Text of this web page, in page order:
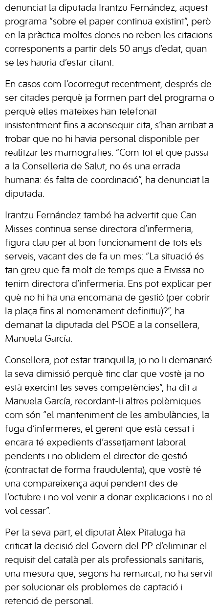
denunciat la diputada Irantzu Fernández, aquest
programa “sobre el paper continua existint”, però
en la pràctica moltes dones no reben les citacions
corresponents a partir dels 50 anys d’edat, quan
se les hauria d’estar citant.
En casos com l’ocorregut recentment, després de
ser citades perquè ja formen part del programa o
perquè elles mateixes han telefonat
insistentment fins a aconseguir cita, s’han arribat a
trobar que no hi havia personal disponible per
realitzar les mamografies. “Com tot el que passa
a la Conselleria de Salut, no és una errada
humana: és falta de coordinació”, ha denunciat la
diputada.
Irantzu Fernández també ha advertit que Can
Misses continua sense directora d’infermeria,
figura clau per al bon funcionament de tots els
serveis, vacant des de fa un mes: “La situació és
tan greu que fa molt de temps que a Eivissa no
tenim directora d’infermeria. Ens pot explicar per
què no hi ha una encomana de gestió (per cobrir
la plaça fins al nomenament definitiu)?”, ha
demanat la diputada del PSOE a la consellera,
Manuela García.
Consellera, pot estar tranquil·la, jo no li demanaré
la seva dimissió perquè tinc clar que vostè ja no
està exercint les seves competències”, ha dit a
Manuela García, recordant-li altres polèmiques
com són “el manteniment de les ambulàncies, la
fuga d’infermeres, el gerent que està cessat i
encara té expedients d’assetjament laboral
pendents i no oblidem el director de gestió
(contractat de forma fraudulenta), que vostè té
una compareixença aquí pendent des de
l’octubre i no vol venir a donar explicacions i no el
vol cessar”.
Per la seva part, el diputat Àlex Pitaluga ha
criticat la decisió del Govern del PP d’eliminar el
requisit del català per als professionals sanitaris,
una mesura que, segons ha remarcat, no ha servit
per solucionar els problemes de captació i
retenció de personal.